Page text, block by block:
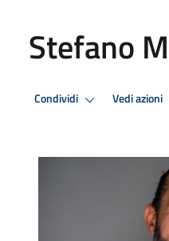
Stefano
Condividi Vedi azioni